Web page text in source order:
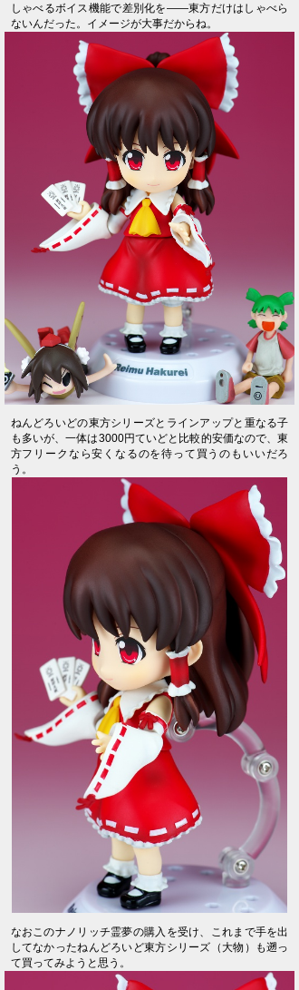
しゃべるボイス機能で差別化を――東方だけはしゃべら
ないんだった。イメージが大事だからね。
ねんどろいどの東方シリーズとラインアップと重なる子
も多いが、一体は3000円ていどと比較的安価なので、東
方フリークなら安くなるのを待って買うのもいいだろ
う。
なおこのナノリッチ霊夢の購入を受け、これまで手を出
してなかったねんどろいど東方シリーズ（大物）も遡っ
て買ってみようと思う。